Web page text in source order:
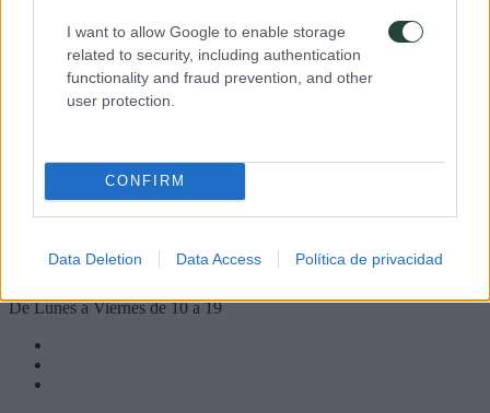
I want to allow Google to enable storage
related to security, including authentication
functionality and fraud prevention, and other
user protection.
CONFIRM
Data Deletion Data Access Política de privacidad
¡Puedes verlos todos haciendo
un clic!
entradas
¿Te ayudamos a elegir tu viaje de aventura?
672200042
hola@3000km.es
De Lunes a Viernes de 10 a 19